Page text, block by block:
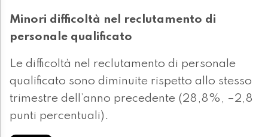
Minori difficoltà nel reclutamento di
personale qualificato
Le difficoltà nel reclutamento di personale
qualificato sono diminuite rispetto allo stesso
trimestre dell’anno precedente (28,8%, –2,8
punti percentuali).